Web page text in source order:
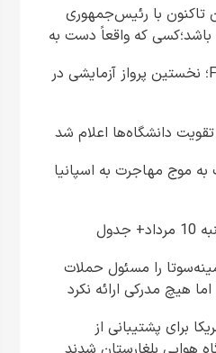
تاکنون با رئیس‌جمهوری
باشد؛کسی که واقعاً دست به
جنگنده نسل ششم آمریکا F-۴۷؛ نخستین پرواز آزمایشی در
دانشگاه‌ها اعلام شد
موج مهاجرت به اسپانیا
را مسئول حملات
هیچ مدرکی ارائه نکرد
برای پشتیبانی از